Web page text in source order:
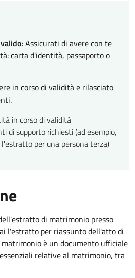
Assicurati di avere con te
carta d'identità, passaporto o
in corso di validità e rilasciato
in corso di validità
di supporto richiesti (ad esempio,
per una persona terza)
di matrimonio presso
l'estratto per riassunto dell'atto di
è un documento ufficiale
relative al matrimonio, tra